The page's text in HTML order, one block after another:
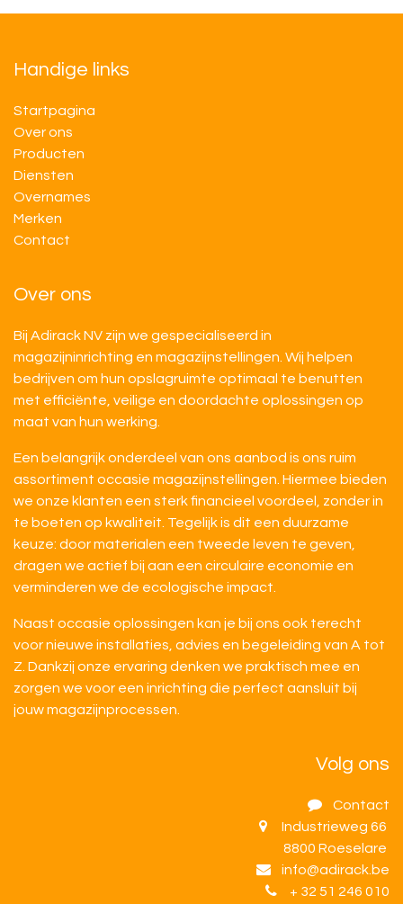
Handige links
Startpagina
Over ons
Producten
Diensten
Overnames
M​​erken
Contact
Over ons
Bij Adirack NV zijn we gespecialiseerd in
magazijninrichting en magazijnstellingen. Wij helpen
bedrijven om hun opslagruimte optimaal te benutten
met efficiënte, veilige en doordachte oplossingen op
maat van hun werking.
Een belangrijk onderdeel van ons aanbod is ons ruim
assortiment occasie magazijnstellingen. Hiermee bieden
we onze klanten een sterk financieel voordeel, zonder in
te boeten op kwaliteit. Tegelijk is dit een duurzame
keuze: door materialen een tweede leven te geven,
dragen we actief bij aan een circulaire economie en
verminderen we de ecologische impact.
Naast occasie oplossingen kan je bij ons ook terecht
voor nieuwe installaties, advies en begeleiding van A tot
Z. Dankzij onze ervaring denken we praktisch mee en
zorgen we voor een inrichting die perfect aansluit bij
jouw magazijnprocessen.
Volg ons
Contact
Industrieweg 66
8800 Roeselare
info@adirack.be
+ 32 51 246 010